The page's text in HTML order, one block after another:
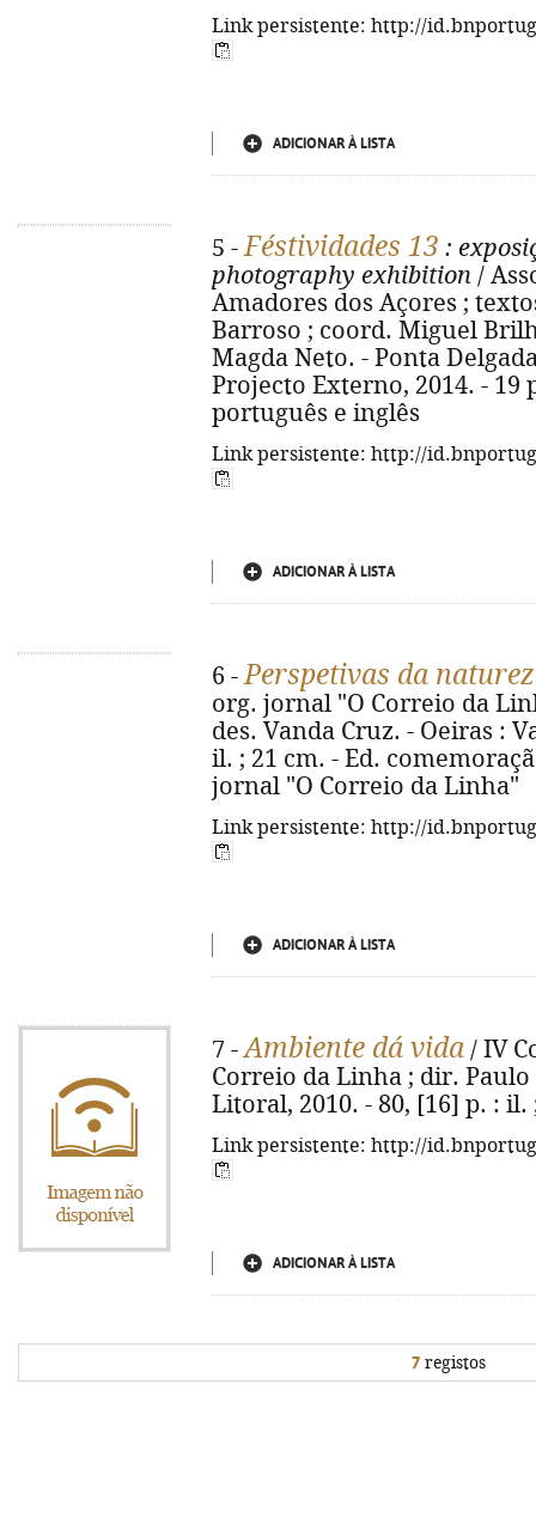
Link persistente: http://
ADICIONAR À LISTA
5 -Féstividades 13 :
photography exhibition /
Amadores dos Açores ;
Barroso ; coord. Miguel
Magda Neto. - Ponta
Projecto Externo, 2014. - 19
português e inglês
Link persistente: http://
ADICIONAR À LISTA
6 -Perspetivas da
org. jornal "O Correio da
des. Vanda Cruz. - Oeiras :
il. ; 21 cm. - Ed.
jornal "O Correio da Linha"
Link persistente: http://
ADICIONAR À LISTA
7 -Ambiente dá vida / IV
Correio da Linha ; dir. Paulo
Litoral, 2010. - 80, [16] p. : il.
Link persistente: http://
ADICIONAR À LISTA
7 registos